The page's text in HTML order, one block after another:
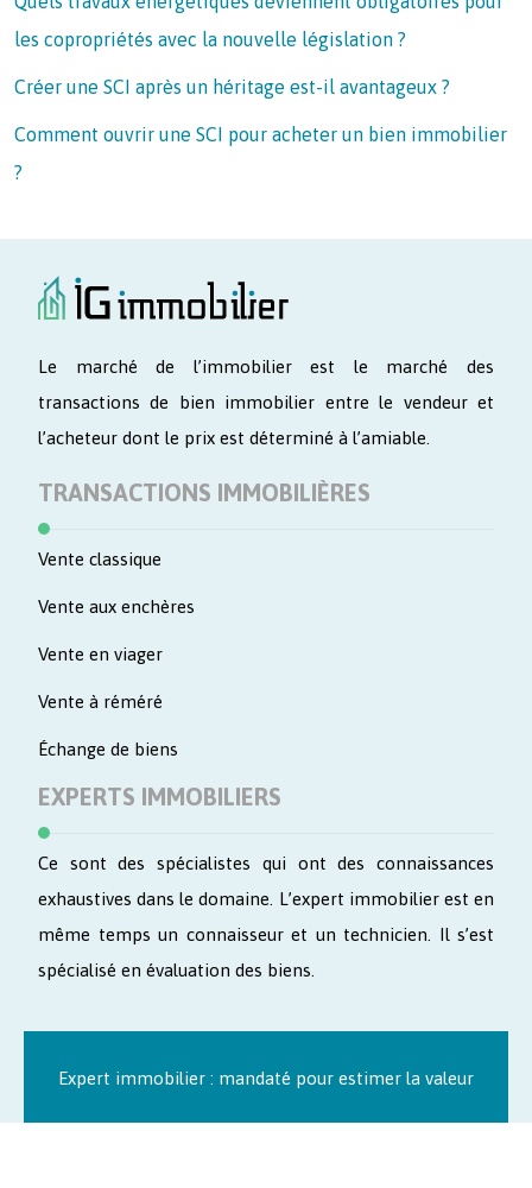
les copropriétés avec la nouvelle législation ?
Créer une SCI après un héritage est-il avantageux ?
Comment ouvrir une SCI pour acheter un bien immobilier
?
Le marché de l’immobilier est le marché des
transactions de bien immobilier entre le vendeur et
l’acheteur dont le prix est déterminé à l’amiable.
TRANSACTIONS IMMOBILIÈRES
Vente classique
Vente aux enchères
Vente en viager
Vente à réméré
Échange de biens
EXPERTS IMMOBILIERS
Ce sont des spécialistes qui ont des connaissances
exhaustives dans le domaine. L’expert immobilier est en
même temps un connaisseur et un technicien. Il s’est
spécialisé en évaluation des biens.
Expert immobilier : mandaté pour estimer la valeur